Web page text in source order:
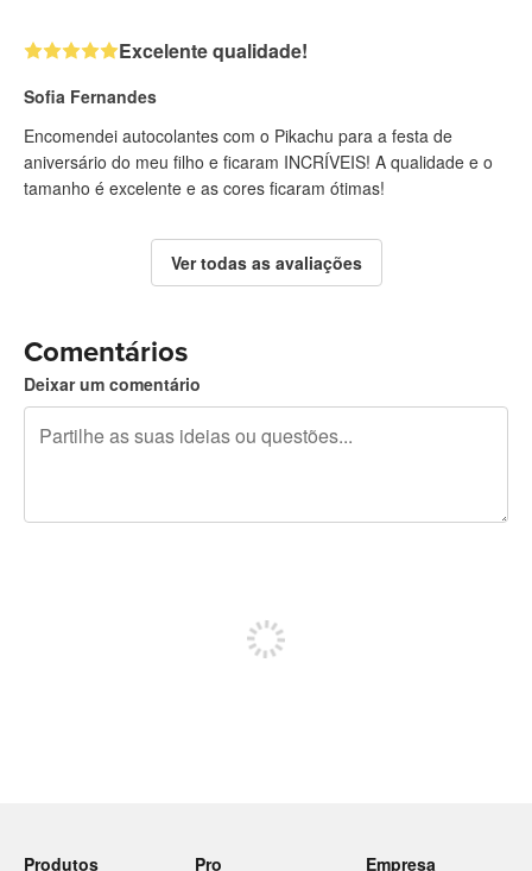
Excelente qualidade!
Sofia Fernandes
Encomendei autocolantes com o Pikachu para a festa de
aniversário do meu filho e ficaram INCRÍVEIS! A qualidade e o
tamanho é excelente e as cores ficaram ótimas!
Ver todas as avaliações
Comentários
Deixar um comentário
Produtos
Pro
Empresa